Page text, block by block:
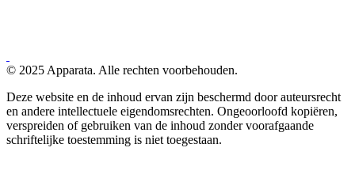
© 2025 Apparata. Alle rechten voorbehouden.
Deze website en de inhoud ervan zijn beschermd door auteursrecht
en andere intellectuele eigendomsrechten. Ongeoorloofd kopiëren,
verspreiden of gebruiken van de inhoud zonder voorafgaande
schriftelijke toestemming is niet toegestaan.